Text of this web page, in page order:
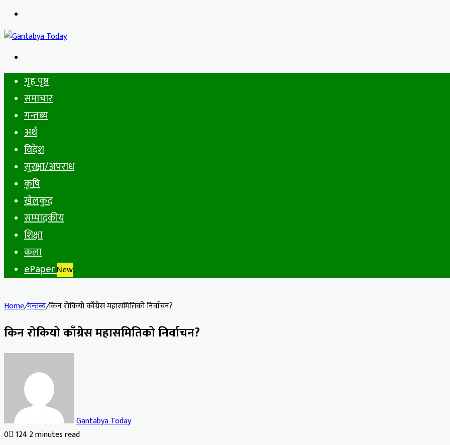
for
गृह पृष्ठ
समाचार
गन्तब्य
अर्थ
विदेश
सुरक्षा/अपराध
कृषि
खेलकुद
सम्पादकीय
शिक्षा
कला
ePaperNew
Home/गन्तब्य/किन रोकियो काँग्रेस महासमितिको निर्वाचन?
किन रोकियो काँग्रेस महासमितिको निर्वाचन?
Gantabya Today
0 124 2 minutes read